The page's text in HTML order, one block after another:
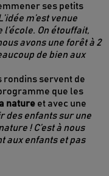
ses petits
m’est venue
On étouffait,
avons une forêt à 2
de bien aux
rondins servent de
que les
nature et avec une
des enfants sur une
! C’est à nous
aux enfants et pas